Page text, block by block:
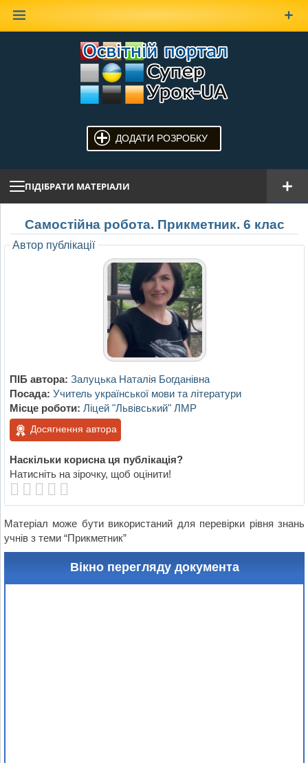
ДОДАТИ РОЗРОБКУ
ПІДІБРАТИ МАТЕРІАЛИ
Самостійна робота. Прикметник. 6 клас
Автор публікації
ПІБ автора: Залуцька Наталія Богданівна
Посада: Учитель української мови та літератури
Місце роботи: Ліцей "Львівський" ЛМР
Досягнення автора
Наскільки корисна ця публікація?
Натисніть на зірочку, щоб оцінити!
Матеріал може бути використаний для перевірки рівня знань
учнів з теми “Прикметник”
Вікно перегляду документа